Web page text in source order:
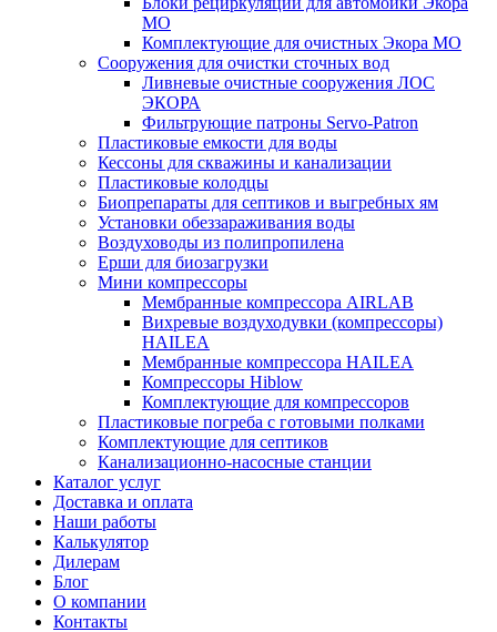
МО
Комплектующие для очистных Экора МО
Сооружения для очистки сточных вод
Ливневые очистные сооружения ЛОС
ЭКОРА
Фильтрующие патроны Servo-Patron
Пластиковые емкости для воды
Кессоны для скважины и канализации
Пластиковые колодцы
Биопрепараты для септиков и выгребных ям
Установки обеззараживания воды
Воздуховоды из полипропилена
Ерши для биозагрузки
Мини компрессоры
Мембранные компрессора AIRLAB
Вихревые воздуходувки (компрессоры)
HAILEA
Мембранные компрессора HAILEA
Компрессоры Hiblow
Комплектующие для компрессоров
Пластиковые погреба с готовыми полками
Комплектующие для септиков
Канализационно-насосные станции
Каталог услуг
Доставка и оплата
Наши работы
Калькулятор
Дилерам
Блог
О компании
Контакты